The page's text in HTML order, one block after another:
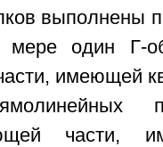
выполнены
мере один Г-
имеющей
части,